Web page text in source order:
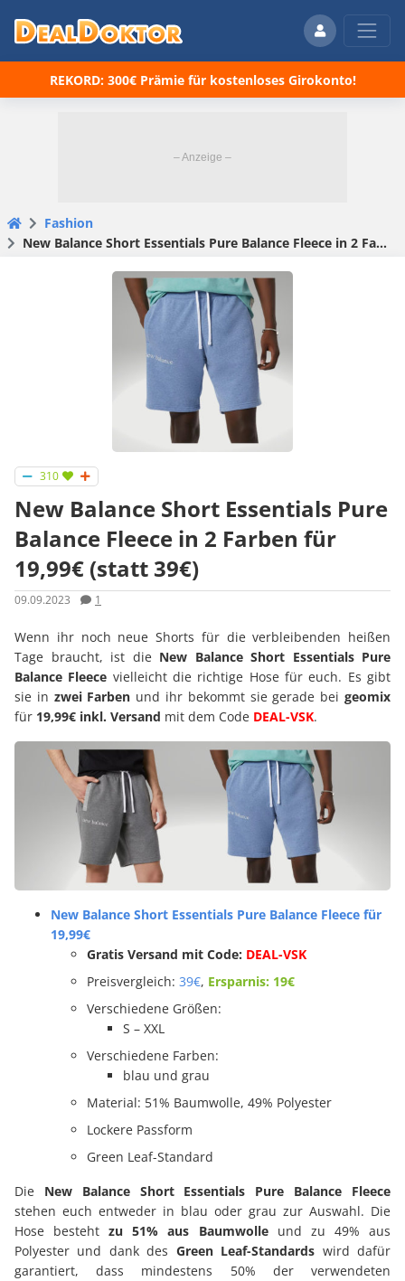
REKORD: 300€ Prämie für kostenloses Girokonto!
Fashion
New Balance Short Essentials Pure Balance Fleece in 2 Farben für 19,99€ (statt 39€)
310
New Balance Short Essentials Pure
Balance Fleece in 2 Farben für
19,99€ (statt 39€)
09.09.2023 1
Wenn ihr noch neue Shorts für die verbleibenden heißen
Tage braucht, ist die New Balance Short Essentials Pure
Balance Fleece vielleicht die richtige Hose für euch. Es gibt
sie in zwei Farben und ihr bekommt sie gerade beigeomix
für 19,99€ inkl. Versand mit dem Code DEAL-VSK.
New Balance Short Essentials Pure Balance Fleece für
19,99€
Gratis Versand mit Code: DEAL-VSK
Preisvergleich: 39€, Ersparnis: 19€
Verschiedene Größen:
S – XXL
Verschiedene Farben:
blau und grau
Material: 51% Baumwolle, 49% Polyester
Lockere Passform
Green Leaf-Standard
Die New Balance Short Essentials Pure Balance Fleece
stehen euch entweder in blau oder grau zur Auswahl. Die
Hose bestehtzu 51% aus Baumwolleund zu 49% aus
Polyester und dank des Green Leaf-Standards wird dafür
garantiert, dass mindestens 50% der verwendeten